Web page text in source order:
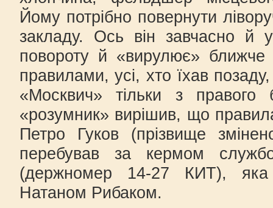
Йому потрібно повернути
закладу. Ось він завчасно й
повороту й «вирулює»
правилами, усі, хто їхав
«Москвич» тільки з
«розумник» вирішив, що
Петро Гуков (прізвище
перебував за кермом
(держномер 14-27 КИТ), яка
Натаном Рибаком.